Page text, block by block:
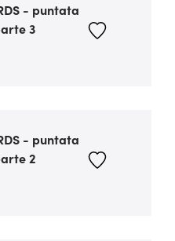
- puntata
3
- puntata
2